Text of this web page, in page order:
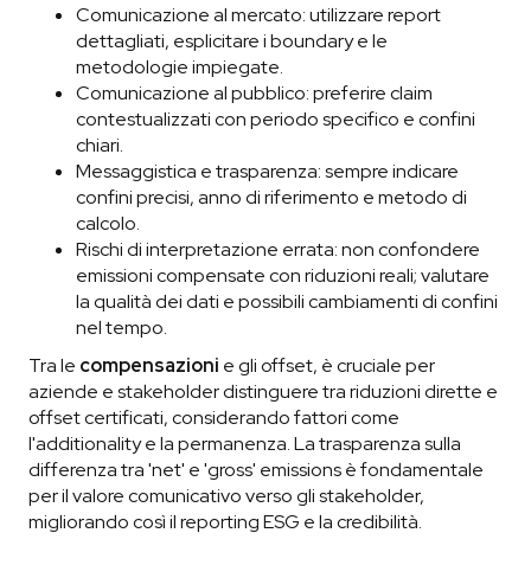
Comunicazione al mercato: utilizzare report
dettagliati, esplicitare i boundary e le
metodologie impiegate.
Comunicazione al pubblico: preferire claim
contestualizzati con periodo specifico e confini
chiari.
Messaggistica e trasparenza: sempre indicare
confini precisi, anno di riferimento e metodo di
calcolo.
Rischi di interpretazione errata: non confondere
emissioni compensate con riduzioni reali; valutare
la qualità dei dati e possibili cambiamenti di confini
nel tempo.
Tra le compensazioni e gli offset, è cruciale per
aziende e stakeholder distinguere tra riduzioni dirette e
offset certificati, considerando fattori come
l'additionality e la permanenza. La trasparenza sulla
differenza tra 'net' e 'gross' emissions è fondamentale
per il valore comunicativo verso gli stakeholder,
migliorando così il reporting ESG e la credibilità.